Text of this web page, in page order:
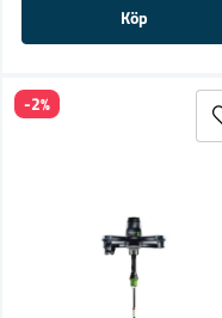
Köp
-2%